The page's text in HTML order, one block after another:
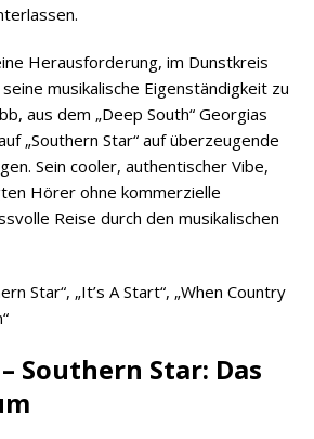
Herausforderung, im Dunstkreis
musikalische Eigenständigkeit zu
aus dem „Deep South“ Georgias
„Southern Star“ auf überzeugende
Sein cooler, authentischer Vibe,
Hörer ohne kommerzielle
Reise durch den musikalischen
Star“, „It’s A Start“, „When Country
Southern Star: Das